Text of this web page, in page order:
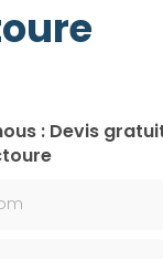
: Devis